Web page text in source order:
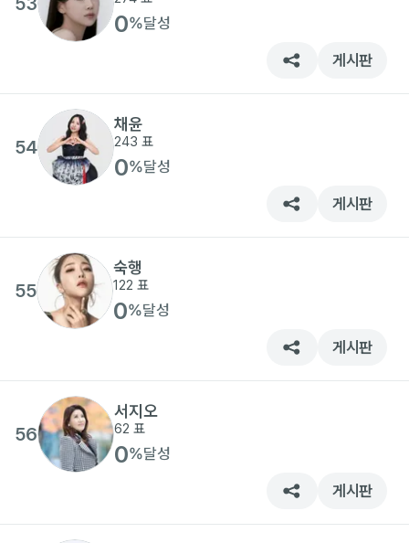
0%달성
게시판
54
채윤
243 표
0%달성
게시판
55
숙행
122 표
0%달성
게시판
56
서지오
62 표
0%달성
게시판